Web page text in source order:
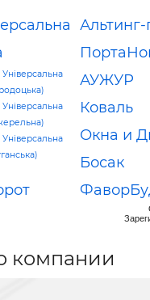
Альтинг-
АУЖУР
Коваль
Окна и
Босак
компании